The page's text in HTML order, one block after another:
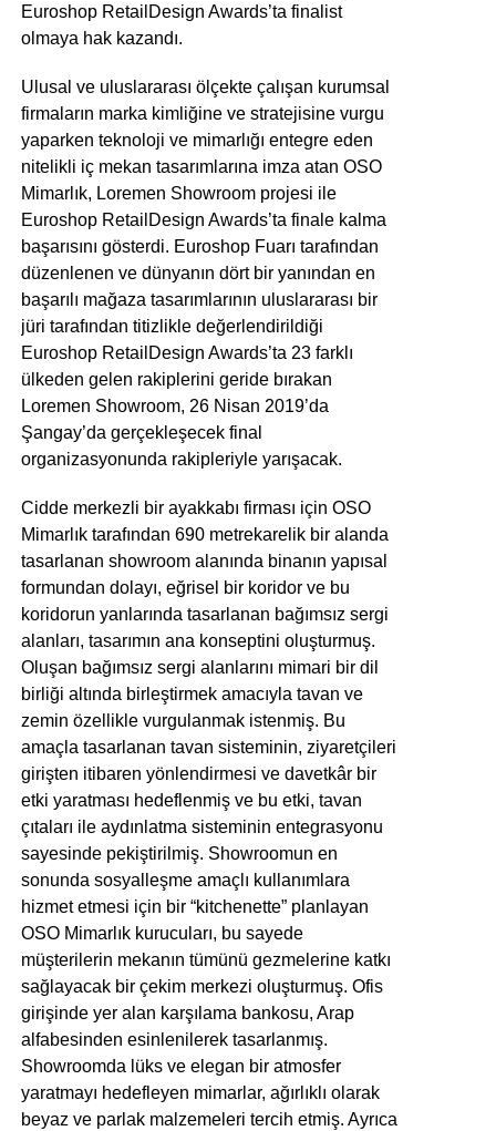
Euroshop RetailDesign Awards’ta finalist
olmaya hak kazandı.
Ulusal ve uluslararası ölçekte çalışan kurumsal
firmaların marka kimliğine ve stratejisine vurgu
yaparken teknoloji ve mimarlığı entegre eden
nitelikli iç mekan tasarımlarına imza atan OSO
Mimarlık, Loremen Showroom projesi ile
Euroshop RetailDesign Awards’ta finale kalma
başarısını gösterdi. Euroshop Fuarı tarafından
düzenlenen ve dünyanın dört bir yanından en
başarılı mağaza tasarımlarının uluslararası bir
jüri tarafından titizlikle değerlendirildiği
Euroshop RetailDesign Awards’ta 23 farklı
ülkeden gelen rakiplerini geride bırakan
Loremen Showroom, 26 Nisan 2019’da
Şangay’da gerçekleşecek final
organizasyonunda rakipleriyle yarışacak.
Cidde merkezli bir ayakkabı firması için OSO
Mimarlık tarafından 690 metrekarelik bir alanda
tasarlanan showroom alanında binanın yapısal
formundan dolayı, eğrisel bir koridor ve bu
koridorun yanlarında tasarlanan bağımsız sergi
alanları, tasarımın ana konseptini oluşturmuş.
Oluşan bağımsız sergi alanlarını mimari bir dil
birliği altında birleştirmek amacıyla tavan ve
zemin özellikle vurgulanmak istenmiş. Bu
amaçla tasarlanan tavan sisteminin, ziyaretçileri
girişten itibaren yönlendirmesi ve davetkâr bir
etki yaratması hedeflenmiş ve bu etki, tavan
çıtaları ile aydınlatma sisteminin entegrasyonu
sayesinde pekiştirilmiş. Showroomun en
sonunda sosyalleşme amaçlı kullanımlara
hizmet etmesi için bir “kitchenette” planlayan
OSO Mimarlık kurucuları, bu sayede
müşterilerin mekanın tümünü gezmelerine katkı
sağlayacak bir çekim merkezi oluşturmuş. Ofis
girişinde yer alan karşılama bankosu, Arap
alfabesinden esinlenilerek tasarlanmış.
Showroomda lüks ve elegan bir atmosfer
yaratmayı hedefleyen mimarlar, ağırlıklı olarak
beyaz ve parlak malzemeleri tercih etmiş. Ayrıca